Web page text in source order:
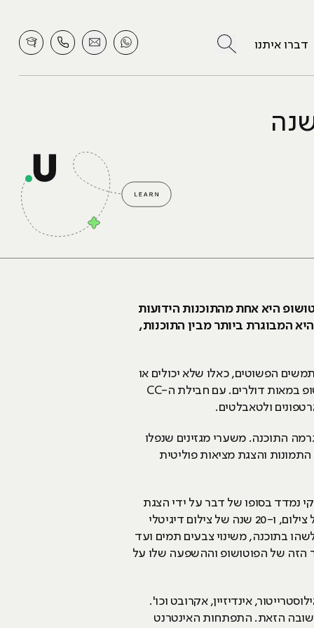
דברו איתנו לחץ לחיפוש
פוטושופ היא אחת מהתוכנות הידועות
המבוגרת ביותר מבין התוכנות,
הפשוטים, כאלו שלא יכולים או
לא רוצים ללמוד את כל הכלים המסורבלים, או למשתמשים שאינם יכולים להרשות לעצמם לרכוש את הפוטושופ במאות דולרים. עם חבילת ה-CC
ולטאבלטים.
התוכנה. משערי מגזינים שנפלו
והצגת מציאות פוליטית
נמדד בסופו של דבר על ידי הצגת
פרסומות ותמונות מעובדות – לפוטושופ יש בהחלט יד בכל התקדמות הפרסום והשיווק בעולם. 200 שנה של צילום, ו-20 שנה של צילום דיגיטלי
בתוכנה, משינוי צבעים תמים ועד
הזה של הפוטושופ וההשפעה שלו על
אינדיזיין, אקרובט וכו'.
הזאת. התפתחות האינטרנט